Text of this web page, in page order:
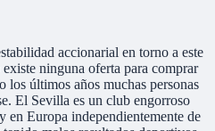
accionarial en torno a este
ninguna oferta para comprar
los últimos años muchas personas
El Sevilla es un club engorroso
en Europa independientemente de